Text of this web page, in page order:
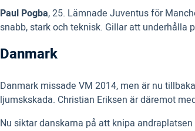
Paul Pogba, 25. Lämnade Juventus för
snabb, stark och teknisk. Gillar att underhålla
Danmark
Danmark missade VM 2014, men är nu
ljumskskada. Christian Eriksen är däremot
Nu siktar danskarna på att knipa